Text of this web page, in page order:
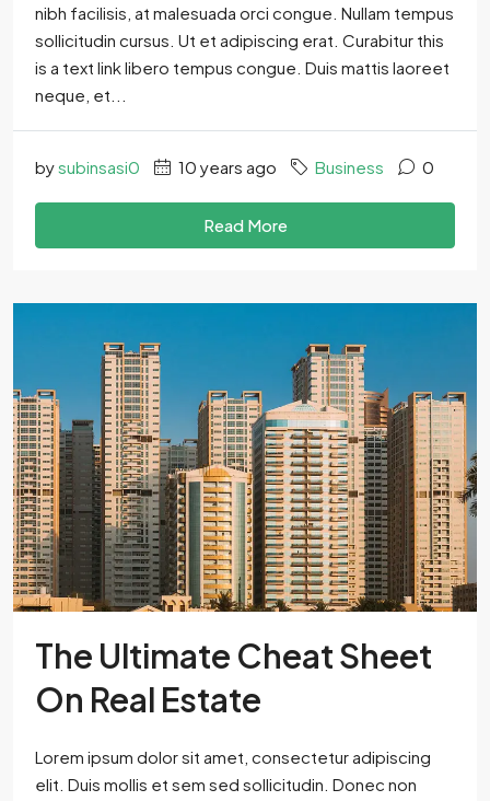
nibh facilisis, at malesuada orci congue. Nullam tempus
sollicitudin cursus. Ut et adipiscing erat. Curabitur this
is a text link libero tempus congue. Duis mattis laoreet
neque, et...
bysubinsasi0 10 years ago Business 0
Read More
The Ultimate Cheat Sheet
On Real Estate
Lorem ipsum dolor sit amet, consectetur adipiscing
elit. Duis mollis et sem sed sollicitudin. Donec non